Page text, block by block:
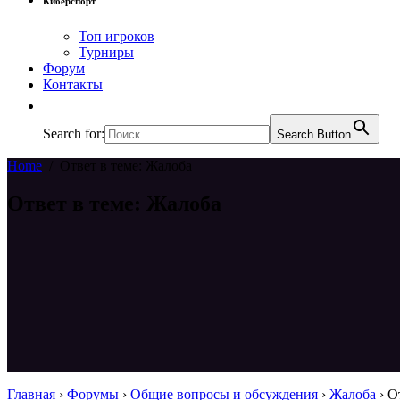
Топ игроков
Турниры
Форум
Контакты
Search for: Search Button
Home Ответ в теме: Жалоба
Ответ в теме: Жалоба
Главная › Форумы › Общие вопросы и обсуждения › Жалоба ›